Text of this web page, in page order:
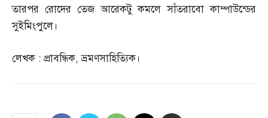
তারপর রোদের তেজ আরেকটু কমলে সাঁতরাবো কাম্পাউন্ডের
সুইমিংপুলে।
লেখক : প্রাবন্ধিক,ভ্রমণসাহিত্যিক।